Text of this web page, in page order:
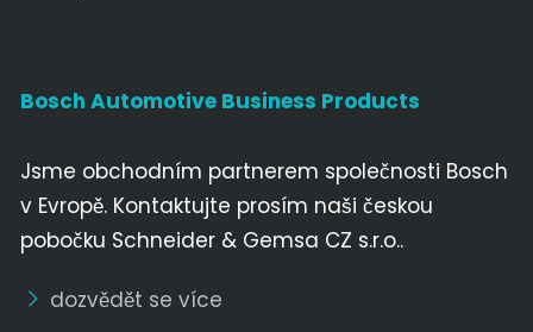
Bosch Automotive Business Products
Jsme obchodním partnerem společnosti Bosch
v Evropě. Kontaktujte prosím naši českou
pobočku Schneider & Gemsa CZ s.r.o..
dozvědět se více